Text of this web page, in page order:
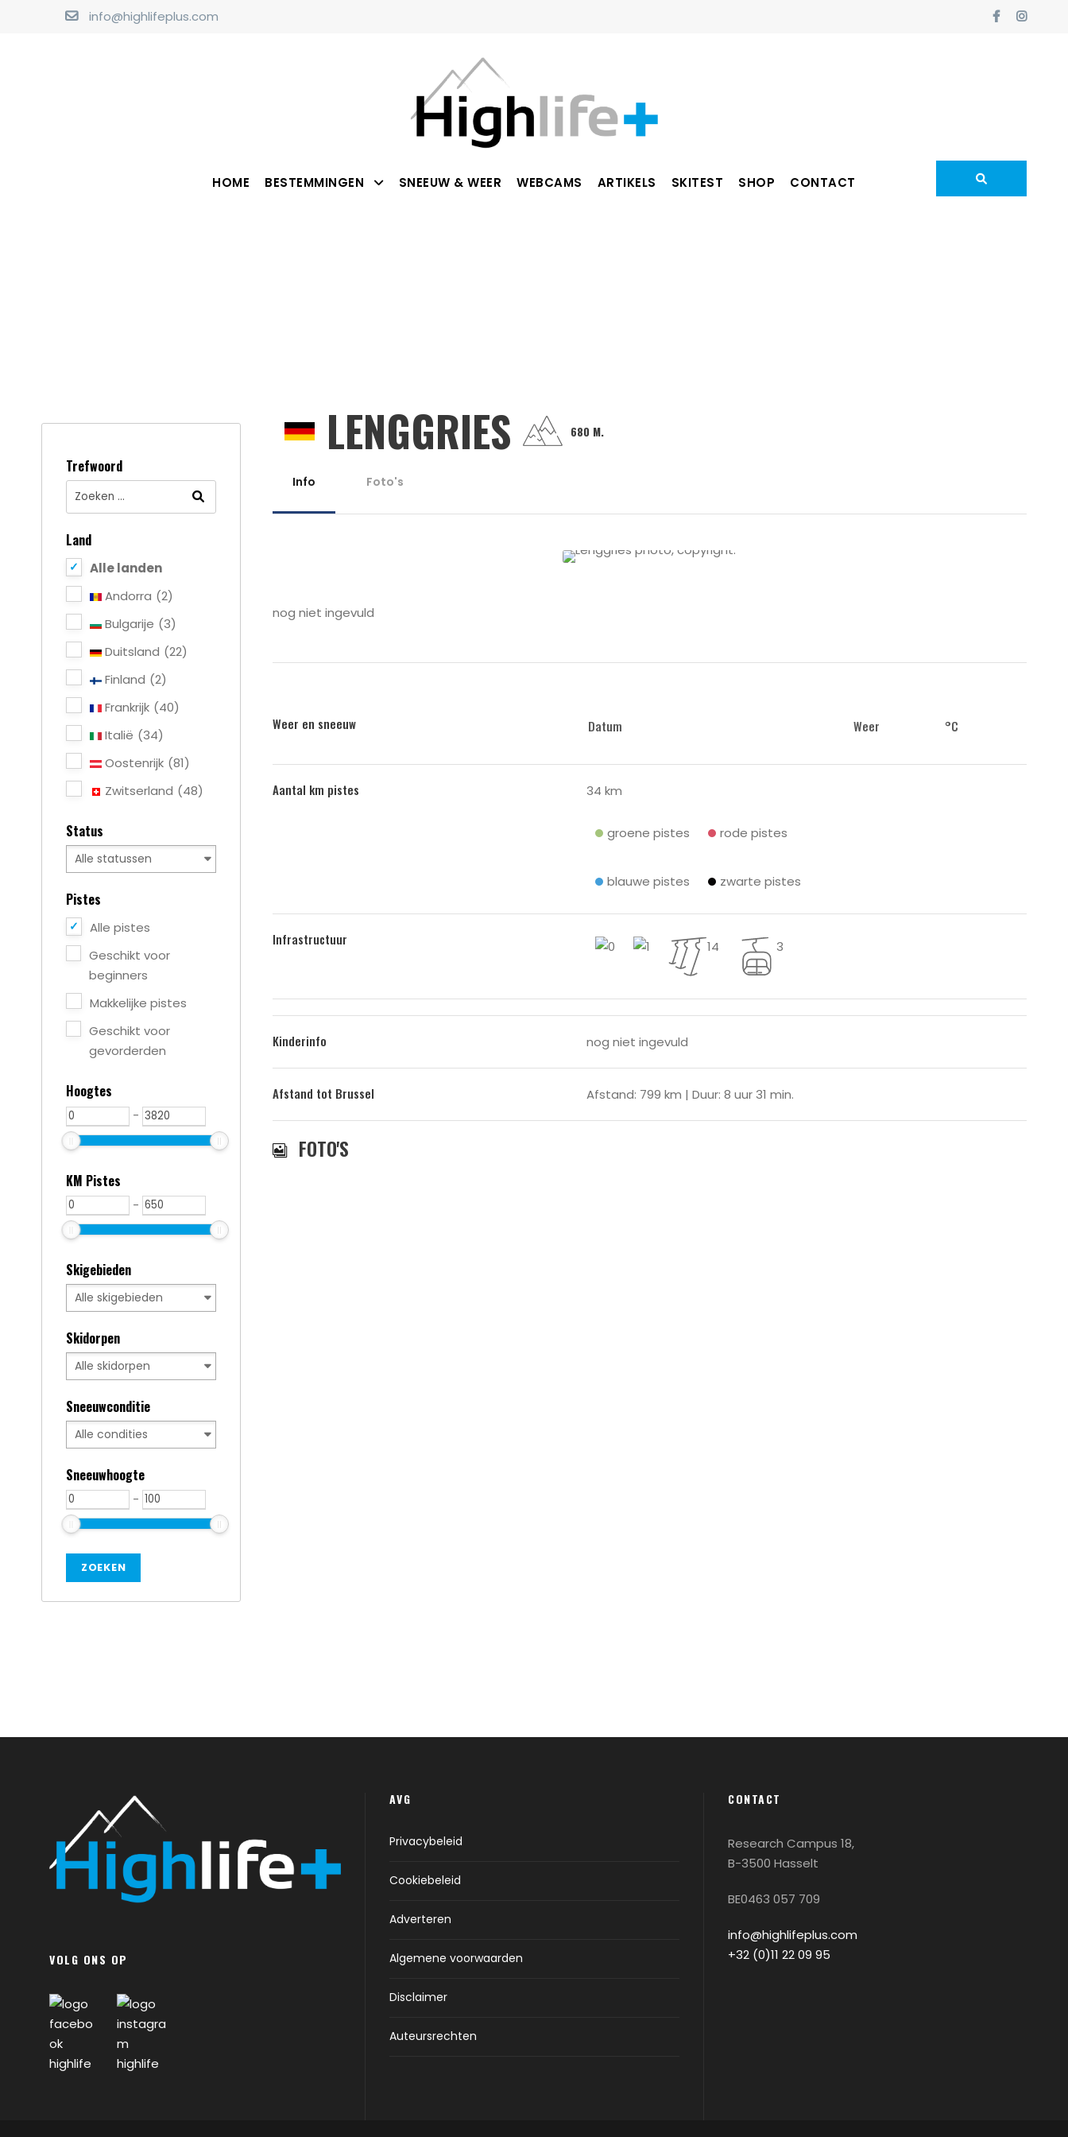
info@highlifeplus.com
HOME BESTEMMINGEN SNEEUW & WEER WEBCAMS ARTIKELS SKITEST SHOP CONTACT
LENGGRIES 680 M.
Info Foto's
nog niet ingevuld
Weer en sneeuw Datum Weer °C
Aantal km pistes 34 km
groene pistes rode pistes
blauwe pistes zwarte pistes
Infrastructuur 0 1 14 3
Kinderinfo nog niet ingevuld
Afstand tot Brussel Afstand: 799 km | Duur: 8 uur 31 min.
FOTO'S
Trefwoord
Land
Alle landen
Andorra (2)
Bulgarije (3)
Duitsland (22)
Finland (2)
Frankrijk (40)
Italië (34)
Oostenrijk (81)
Zwitserland (48)
Status
Pistes
Alle pistes
Geschikt voor
beginners
Makkelijke pistes
Geschikt voor
gevorderden
Hoogtes
-
KM Pistes
-
Skigebieden
Skidorpen
Sneeuwconditie
Sneeuwhoogte
-
VOLG ONS OP
AVG
Privacybeleid
Cookiebeleid
Adverteren
Algemene voorwaarden
Disclaimer
Auteursrechten
CONTACT
Research Campus 18,
B-3500 Hasselt
BE0463 057 709
info@highlifeplus.com
+32 (0)11 22 09 95